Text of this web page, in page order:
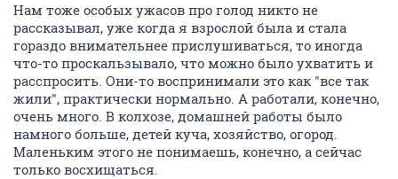
Нам тоже особых ужасов про голод никто не
рассказывал, уже когда я взрослой была и стала
гораздо внимательнее прислушиваться, то иногда
что-то проскальзывало, что можно было ухватить и
расспросить. Они-то воспринимали это как "все так
жили", практически нормально. А работали, конечно,
очень много. В колхозе, домашней работы было
намного больше, детей куча, хозяйство, огород.
Маленьким этого не понимаешь, конечно, а сейчас
только восхищаться.